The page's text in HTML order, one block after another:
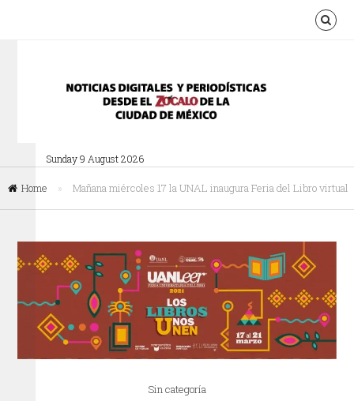
Sunday 9 August 2026
Home » Mañana miércoles 17 la UNAL inaugura Feria del Libro virtual
Sin categoría